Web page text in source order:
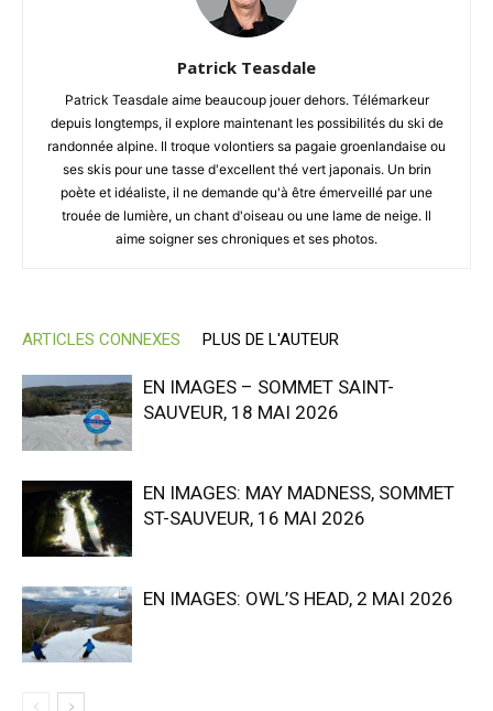
Patrick Teasdale
Patrick Teasdale aime beaucoup jouer dehors. Télémarkeur
depuis longtemps, il explore maintenant les possibilités du ski de
randonnée alpine. Il troque volontiers sa pagaie groenlandaise ou
ses skis pour une tasse d'excellent thé vert japonais. Un brin
poète et idéaliste, il ne demande qu'à être émerveillé par une
trouée de lumière, un chant d'oiseau ou une lame de neige. Il
aime soigner ses chroniques et ses photos.
ARTICLES CONNEXES PLUS DE L'AUTEUR
EN IMAGES – SOMMET SAINT-
SAUVEUR, 18 MAI 2026
EN IMAGES: MAY MADNESS, SOMMET
ST-SAUVEUR, 16 MAI 2026
EN IMAGES: OWL’S HEAD, 2 MAI 2026